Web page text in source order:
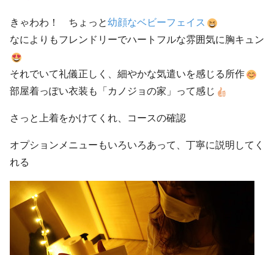
きゃわわ！ ちょっと幼顔なベビーフェイス
なによりもフレンドリーでハートフルな雰囲気に胸キュン
それでいて礼儀正しく、細やかな気遣いを感じる所作
部屋着っぽい衣装も「カノジョの家」って感じ
さっと上着をかけてくれ、コースの確認
オプションメニューもいろいろあって、丁寧に説明してく
れる